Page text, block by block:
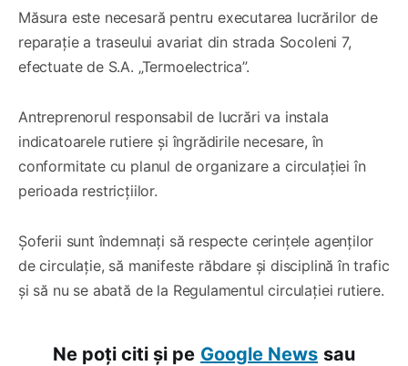
Măsura este necesară pentru executarea lucrărilor de
reparație a traseului avariat din strada Socoleni 7,
efectuate de S.A. „Termoelectrica”.
Antreprenorul responsabil de lucrări va instala
indicatoarele rutiere și îngrădirile necesare, în
conformitate cu planul de organizare a circulației în
perioada restricțiilor.
Șoferii sunt îndemnați să respecte cerințele agenților
de circulație, să manifeste răbdare și disciplină în trafic
și să nu se abată de la Regulamentul circulației rutiere.
Ne poți citi și pe Google News sau